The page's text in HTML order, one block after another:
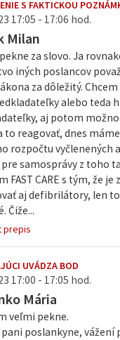
S FAKTICKOU
17:05 - 17:06 hod.
Milan
za slovo. Ja
iných poslancov
za dôležitý.
alebo teda
aj potom
to reagovať, dnes
rozpočtu vyčlenených
samosprávy z toho
FAST CARE s tým, že
aj defibrilátory, len
Čiže...
prepis
UVÁDZA BOD
17:00 - 17:05 hod.
Mária
veľmi pekne.
pani poslankyne, vážení